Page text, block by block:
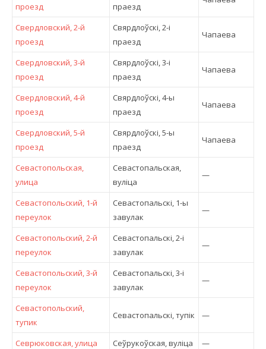
проезд праезд
Свердловский, 2-й
проезд
Свярдлоўскі, 2-і
праезд
Чапаева
Свердловский, 3-й
проезд
Свярдлоўскі, 3-і
праезд
Чапаева
Свердловский, 4-й
проезд
Свярдлоўскі, 4-ы
праезд
Чапаева
Свердловский, 5-й
проезд
Свярдлоўскі, 5-ы
праезд
Чапаева
Севастопольская,
улица
Севастопальская,
вулiца
—
Севастопольский, 1-й
переулок
Севастопальскі, 1-ы
завулак
—
Севастопольский, 2-й
переулок
Севастопальскі, 2-і
завулак
—
Севастопольский, 3-й
переулок
Севастопальскі, 3-і
завулак
—
Севастопольский,
тупик
Севастопальскі, тупік —
Севрюковская, улица Сеўрукоўская, вулiца
—